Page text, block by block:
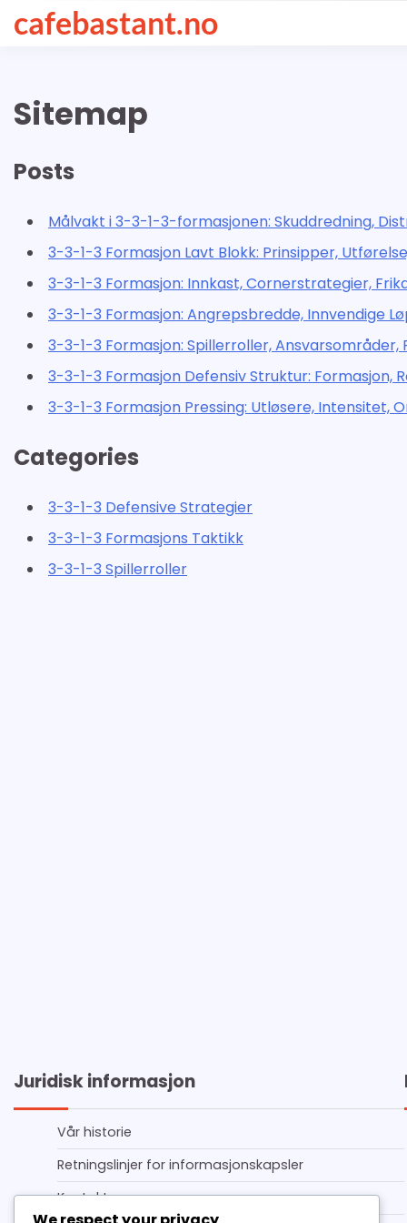
cafebastant.no
Sitemap
Posts
Målvakt i 3-3-1-3-formasjonen: Skuddredning,
3-3-1-3 Formasjon Lavt Blokk: Prinsipper,
3-3-1-3 Formasjon: Innkast, Cornerstrategier,
3-3-1-3 Formasjon: Angrepsbredde, Innvendige
3-3-1-3 Formasjon: Spillerroller, Ansvarsområder,
3-3-1-3 Formasjon Defensiv Struktur: Formasjon,
3-3-1-3 Formasjon Pressing: Utløsere, Intensitet,
Categories
3-3-1-3 Defensive Strategier
3-3-1-3 Formasjons Taktikk
3-3-1-3 Spillerroller
Juridisk informasjon
Vår historie
Retningslinjer for informasjonskapsler
Kontakt